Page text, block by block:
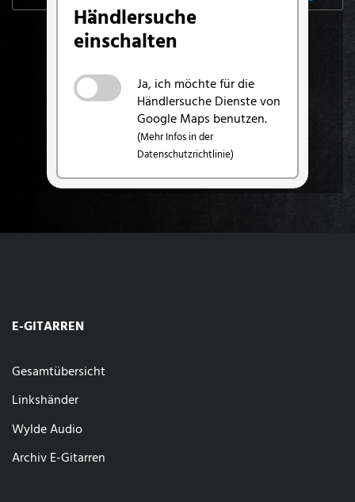
Händlersuche
einschalten
Ja, ich möchte für die
Händlersuche Dienste von
Google Maps benutzen.
(Mehr Infos in der
Datenschutzrichtlinie)
E-GITARREN
Gesamtübersicht
Linkshänder
Wylde Audio
Archiv E-Gitarren